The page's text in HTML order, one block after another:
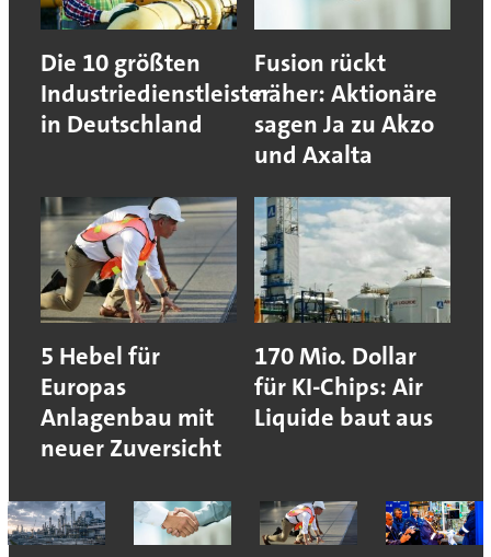
Die 10 größten
Industriedienstleister
in Deutschland
Fusion rückt
näher: Aktionäre
sagen Ja zu Akzo
und Axalta
5 Hebel für
Europas
Anlagenbau mit
neuer Zuversicht
170 Mio. Dollar
für KI-Chips: Air
Liquide baut aus